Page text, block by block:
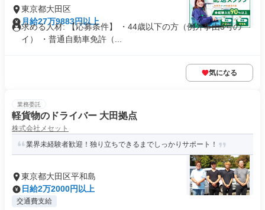
東京都大田区
月給27万9883円以上
求める人材: 【応募条件】 ・44歳以下の方（例外事由3号の
イ） ・普通自動車免許（...
気になる
業務委託
軽貨物のドライバー 大田拠点
株式会社メセット
業界未経験者歓迎！独り立ちできるまでしっかりサポート！
東京都大田区平和島
日給2万2000円以上
交通費支給